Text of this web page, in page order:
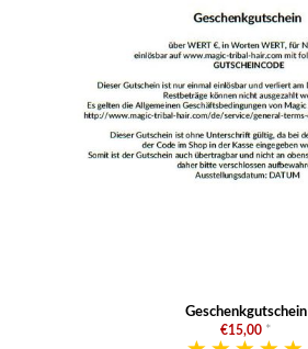
Geschenkgutschein
€15,00 *